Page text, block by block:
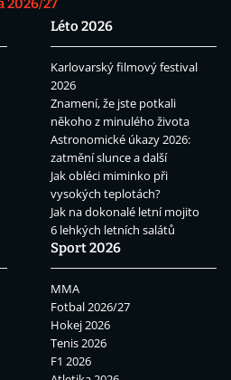
2026/27
Léto 2026
Karlovarský filmový festival
2026
Znamení, že jste potkali
někoho z minulého života
Astronomické úkazy 2026:
zatmění slunce a další
Jak obléci miminko při
vysokých teplotách?
Jak na dokonalé letní mojito
6 lehkých letních salátů
Sport 2026
MMA
Fotbal 2026/27
Hokej 2026
Tenis 2026
F1 2026